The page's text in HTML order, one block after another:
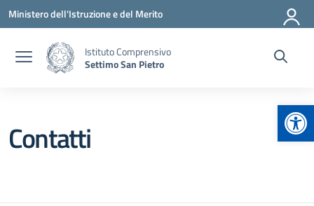
Vai ai contenuti
Vai al menu di navigazione
Vai al footer
Ministero dell'Istruzione e del Merito
Istituto Comprensivo
Settimo San Pietro
Contatti